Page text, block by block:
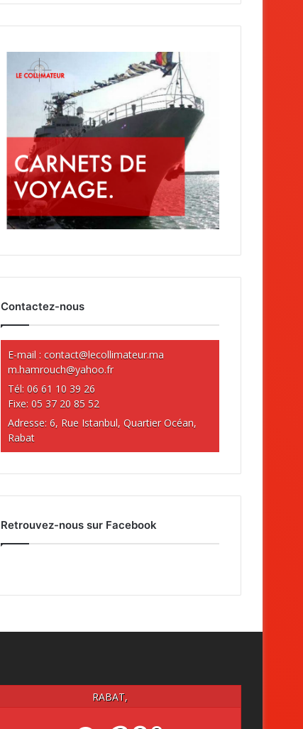
Contactez-nous
E-mail :contact@lecollimateur.ma
m.hamrouch@yahoo.fr
Tél: 06 61 10 39 26
Fixe: 05 37 20 85 52
Adresse: 6, Rue Istanbul, Quartier Océan,
Rabat
Retrouvez-nous sur Facebook
RABAT,